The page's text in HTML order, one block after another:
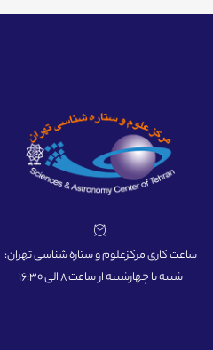
ساعت کاری مرکزعلوم و ستاره شناسی تهران:
شنبه تا چهارشنبه از ساعت 8 الی 16:30